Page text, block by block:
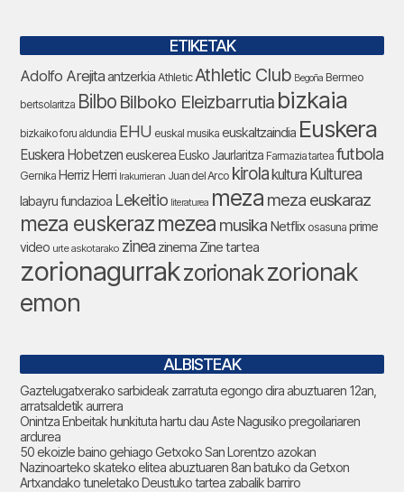
ETIKETAK
Adolfo Arejitaantzerkia Athletic Athletic Club Begoña Bermeo
bertsolaritza Bilbo Bilboko Eleizbarrutia bizkaia
bizkaiko foru aldundia EHU euskal musika euskaltzaindia Euskera
Euskera Hobetzeneuskerea Eusko Jaurlaritza Farmazia tartea futbola
Gernika Herriz Herri Irakurrieran Juan del Arco kirolakultura Kulturea
labayru fundazioa Lekeitio literaturea meza meza euskaraz
meza euskerazmezea musika Netflix osasuna prime
video urte askotarako zinea zinema Zine tartea
zorionagurrakzorionakzorionak
emon
ALBISTEAK
Gaztelugatxerako sarbideak zarratuta egongo dira abuztuaren 12an,
arratsaldetik aurrera
Onintza Enbeitak hunkituta hartu dau Aste Nagusiko pregoilariaren
ardurea
50 ekoizle baino gehiago Getxoko San Lorentzo azokan
Nazinoarteko skateko elitea abuztuaren 8an batuko da Getxon
Artxandako tuneletako Deustuko tartea zabalik barriro